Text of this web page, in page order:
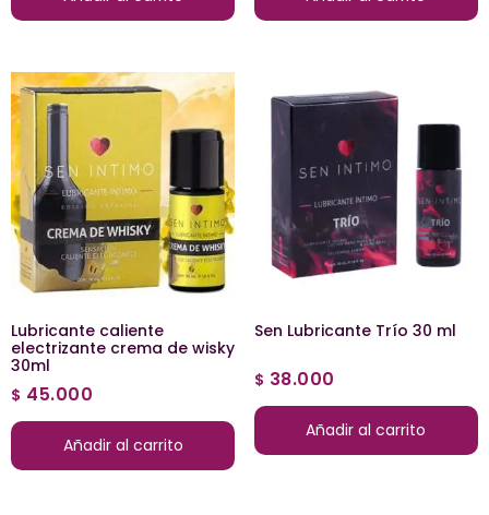
Lubricante caliente
electrizante crema de wisky
30ml
$ 45.000
Añadir al carrito
Sen Lubricante Trío 30 ml
$ 38.000
Añadir al carrito